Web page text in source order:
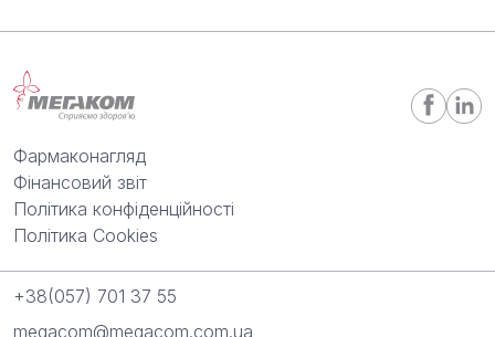
Фармаконагляд
Фінансовий звіт
Політика конфіденційності
Політика Cookies
+38(057) 701 37 55
megacom@megacom.com.ua